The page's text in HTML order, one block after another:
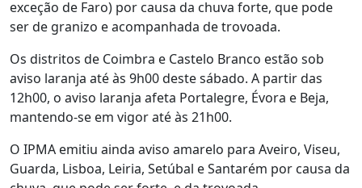
exceção de Faro) por causa da chuva forte, que pode
ser de granizo e acompanhada de trovoada.
Os distritos de Coimbra e Castelo Branco estão sob
aviso laranja até às 9h00 deste sábado. A partir das
12h00, o aviso laranja afeta Portalegre, Évora e Beja,
mantendo-se em vigor até às 21h00.
O IPMA emitiu ainda aviso amarelo para Aveiro, Viseu,
Guarda, Lisboa, Leiria, Setúbal e Santarém por causa da